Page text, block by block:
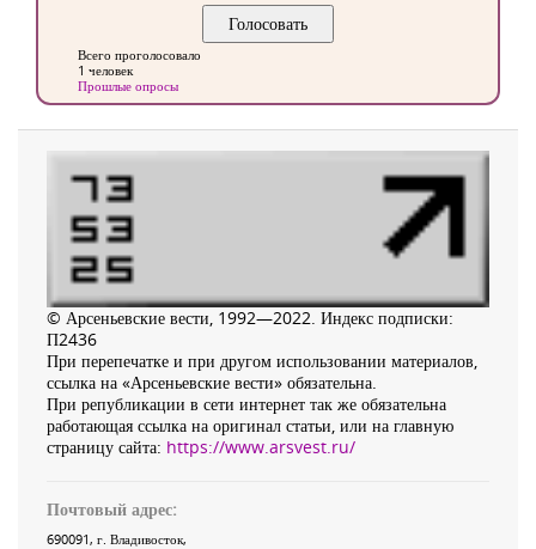
Всего проголосовало
1 человек
Прошлые опросы
© Арсеньевские вести, 1992—2022. Индекс подписки:
П2436
При перепечатке и при другом использовании материалов,
ссылка на «Арсеньевские вести» обязательна.
При републикации в сети интернет так же обязательна
работающая ссылка на оригинал статьи, или на главную
страницу сайта: https://www.arsvest.ru/
Почтовый адрес:
690091, г. Владивосток,